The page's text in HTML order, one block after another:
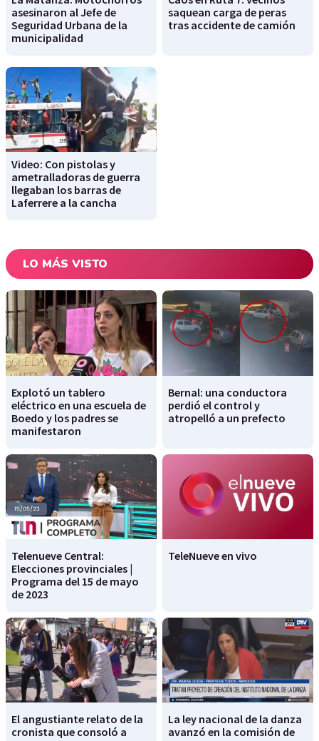
asesinaron al Jefe de
Seguridad Urbana de la
municipalidad
saquean carga de peras
tras accidente de camión
Video: Con pistolas y
ametralladoras de guerra
llegaban los barras de
Laferrere a la cancha
LO MÁS VISTO
Explotó un tablero
eléctrico en una escuela de
Boedo y los padres se
manifestaron
Bernal: una conductora
perdió el control y
atropelló a un prefecto
Telenueve Central:
Elecciones provinciales |
Programa del 15 de mayo
de 2023
TeleNueve en vivo
El angustiante relato de la
cronista que consoló a
La ley nacional de la danza
avanzó en la comisión de